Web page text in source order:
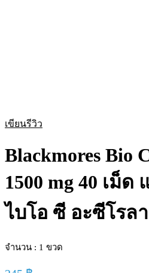
เขียนรีวิว
Blackmores Bio
1500 mg 40 เม็
ไบโอ ซี อะซีโรล
จำนวน : 1 ขวด